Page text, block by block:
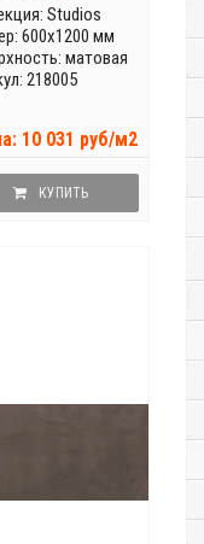
Studios
600x1200 мм
матовая
218005
10 031 руб/м2
КУПИТЬ